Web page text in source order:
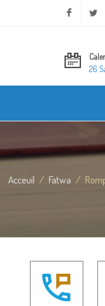
Facebook
26
Acceuil Fatwa